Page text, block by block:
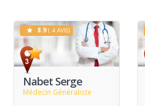
Nabet Serge
Médecin Généraliste
Voir
8.9 ( 4 AVIS)
Fiche